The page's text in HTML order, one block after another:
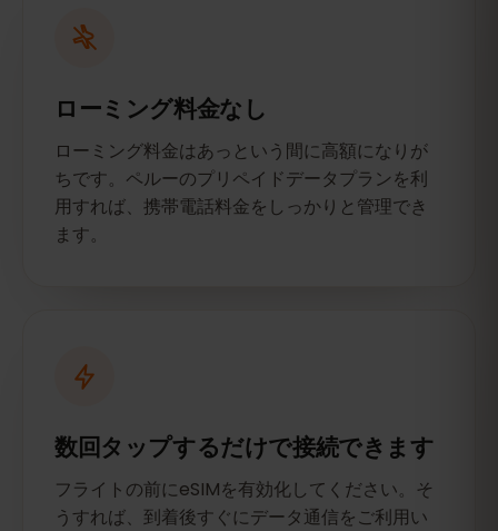
ローミング料金なし
ローミング料金はあっという間に高額になりが
ちです。ペルーのプリペイドデータプランを利
用すれば、携帯電話料金をしっかりと管理でき
ます。
数回タップするだけで接続できます
フライトの前にeSIMを有効化してください。そ
うすれば、到着後すぐにデータ通信をご利用い